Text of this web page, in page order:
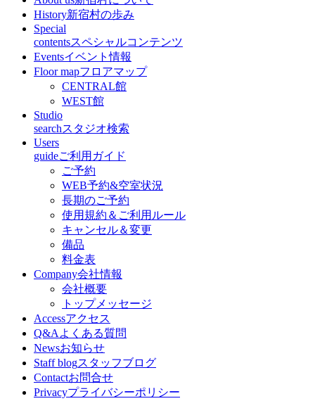
History新宿村の歩み
Special
contentsスペシャルコンテンツ
Eventsイベント情報
Floor mapフロアマップ
CENTRAL館
WEST館
Studio
searchスタジオ検索
Users
guideご利用ガイド
ご予約
WEB予約&空室状況
長期のご予約
使用規約＆ご利用ルール
キャンセル＆変更
備品
料金表
Company会社情報
会社概要
トップメッセージ
Accessアクセス
Q&A よくある質問
Newsお知らせ
Staff blogスタッフブログ
Contactお問合せ
Privacyプライバシーポリシー